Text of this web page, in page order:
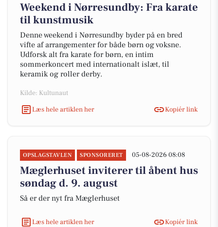
Weekend i Nørresundby: Fra karate
til kunstmusik
Denne weekend i Nørresundby byder på en bred
vifte af arrangementer for både børn og voksne.
Udforsk alt fra karate for børn, en intim
sommerkoncert med internationalt islæt, til
keramik og roller derby.
Kilde: Kultunaut
Læs hele artiklen her
Kopiér link
OPSLAGSTAVLEN SPONSORERET 05-08-2026 08:08
Mæglerhuset inviterer til åbent hus
søndag d. 9. august
Så er der nyt fra Mæglerhuset
Læs hele artiklen her Kopiér link